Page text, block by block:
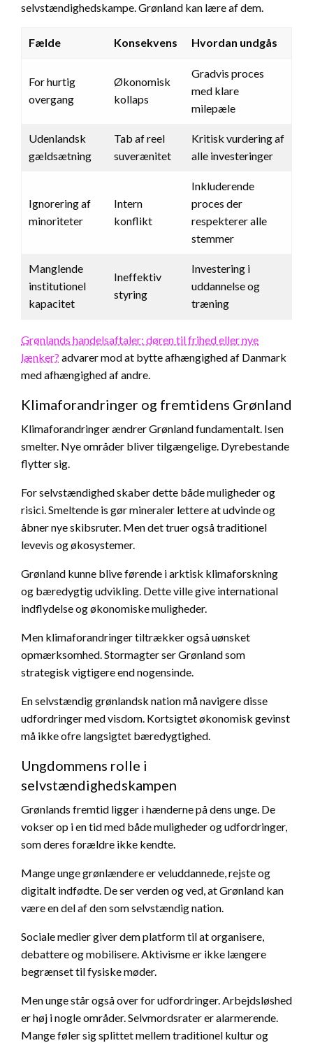
selvstændighedskampe. Grønland kan lære af dem.
Fælde Konsekvens Hvordan undgås
For hurtig
overgang
Økonomisk
kollaps
Gradvis proces
med klare
milepæle
Udenlandsk
gældsætning
Tab af reel
suverænitet
Kritisk vurdering af
alle investeringer
Ignorering af
minoriteter
Intern
konflikt
Inkluderende
proces der
respekterer alle
stemmer
Manglende
institutionel
kapacitet
Ineffektiv
styring
Investering i
uddannelse og
træning
Grønlands handelsaftaler: døren til frihed eller nye
lænker? advarer mod at bytte afhængighed af Danmark
med afhængighed af andre.
Klimaforandringer og fremtidens Grønland
Klimaforandringer ændrer Grønland fundamentalt. Isen
smelter. Nye områder bliver tilgængelige. Dyrebestande
flytter sig.
For selvstændighed skaber dette både muligheder og
risici. Smeltende is gør mineraler lettere at udvinde og
åbner nye skibsruter. Men det truer også traditionel
levevis og økosystemer.
Grønland kunne blive førende i arktisk klimaforskning
og bæredygtig udvikling. Dette ville give international
indflydelse og økonomiske muligheder.
Men klimaforandringer tiltrækker også uønsket
opmærksomhed. Stormagter ser Grønland som
strategisk vigtigere end nogensinde.
En selvstændig grønlandsk nation må navigere disse
udfordringer med visdom. Kortsigtet økonomisk gevinst
må ikke ofre langsigtet bæredygtighed.
Ungdommens rolle i
selvstændighedskampen
Grønlands fremtid ligger i hænderne på dens unge. De
vokser op i en tid med både muligheder og udfordringer,
som deres forældre ikke kendte.
Mange unge grønlændere er veluddannede, rejste og
digitalt indfødte. De ser verden og ved, at Grønland kan
være en del af den som selvstændig nation.
Sociale medier giver dem platform til at organisere,
debattere og mobilisere. Aktivisme er ikke længere
begrænset til fysiske møder.
Men unge står også over for udfordringer. Arbejdsløshed
er høj i nogle områder. Selvmordsrater er alarmerende.
Mange føler sig splittet mellem traditionel kultur og